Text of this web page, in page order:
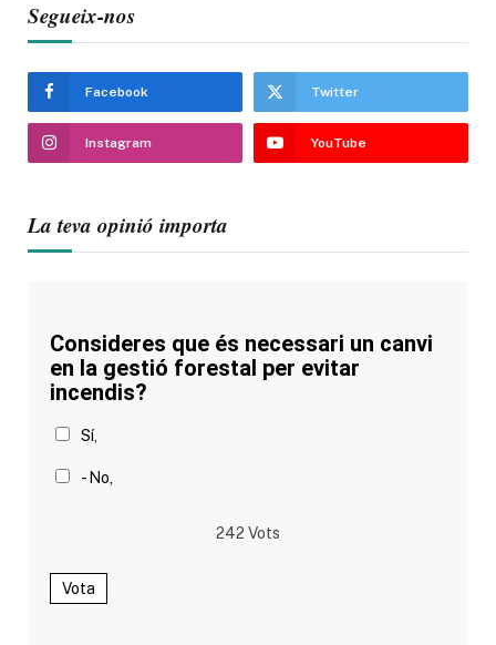
Segueix-nos
Facebook Twitter
Instagram YouTube
La teva opinió importa
Consideres que és necessari un canvi
en la gestió forestal per evitar
incendis?
Sí,
- No,
242 Vots
Vota